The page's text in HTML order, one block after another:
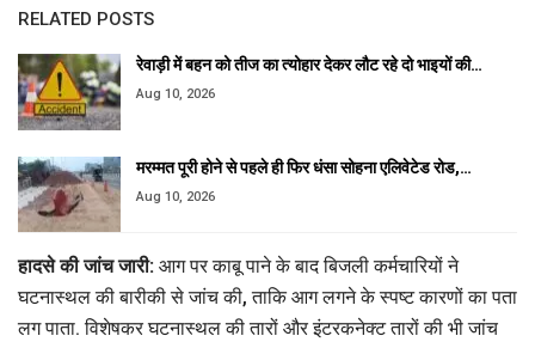
RELATED POSTS
रेवाड़ी में बहन को तीज का त्योहार देकर लौट रहे दो भाइयों की…
Aug 10, 2026
मरम्मत पूरी होने से पहले ही फिर धंसा सोहना एलिवेटेड रोड,…
Aug 10, 2026
हादसे की जांच जारी: आग पर काबू पाने के बाद बिजली कर्मचारियों ने
घटनास्थल की बारीकी से जांच की, ताकि आग लगने के स्पष्ट कारणों का पता
लग पाता. विशेषकर घटनास्थल की तारों और इंटरकनेक्ट तारों की भी जांच